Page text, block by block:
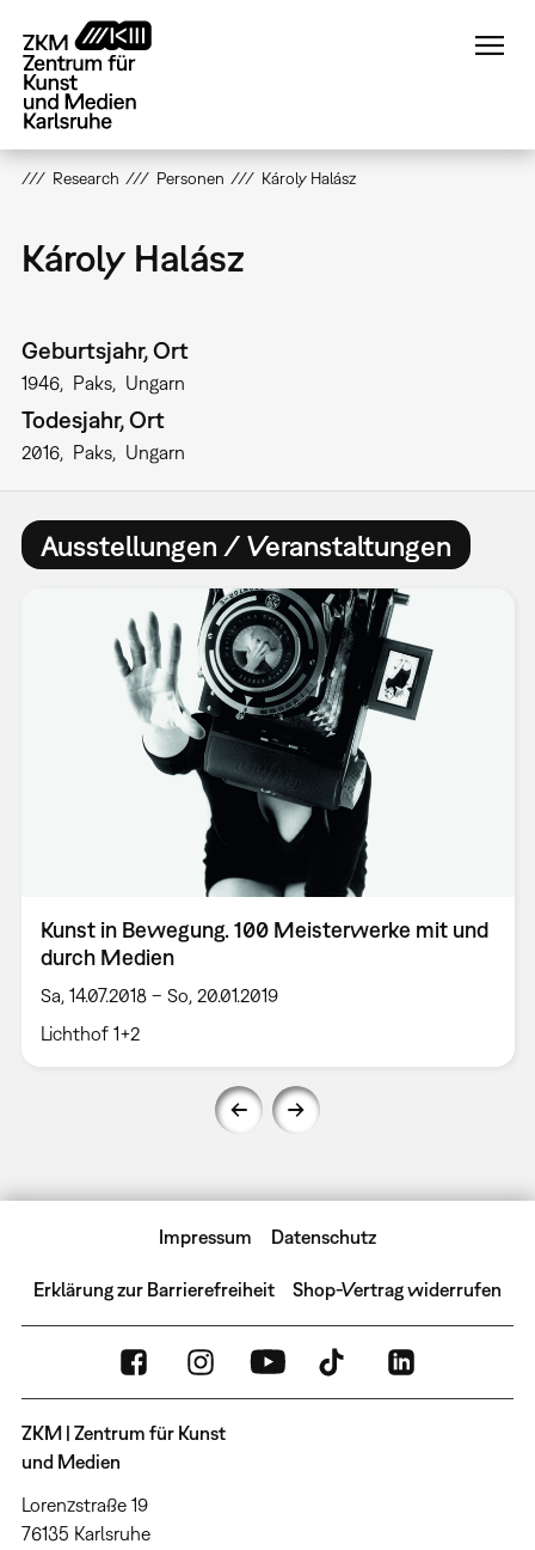
zum
Inhalt
Research Personen Károly Halász
Károly Halász
Geburtsjahr, Ort
1946 Paks Ungarn
Todesjahr, Ort
2016 Paks Ungarn
Ausstellungen / Veranstaltungen
Kunst in Bewegung. 100 Meisterwerke mit und
durch Medien
Sa, 14.07.2018 – So, 20.01.2019
Lichthof 1+2
Impressum Datenschutz
Erklärung zur Barrierefreiheit Shop-Vertrag widerrufen
ZKM | Zentrum für Kunst
und Medien
Lorenzstraße 19
76135 Karlsruhe